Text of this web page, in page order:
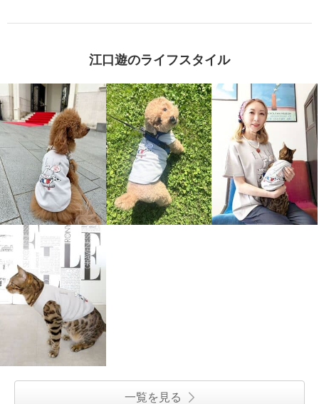
江口遊のライフスタイル
一覧を見る